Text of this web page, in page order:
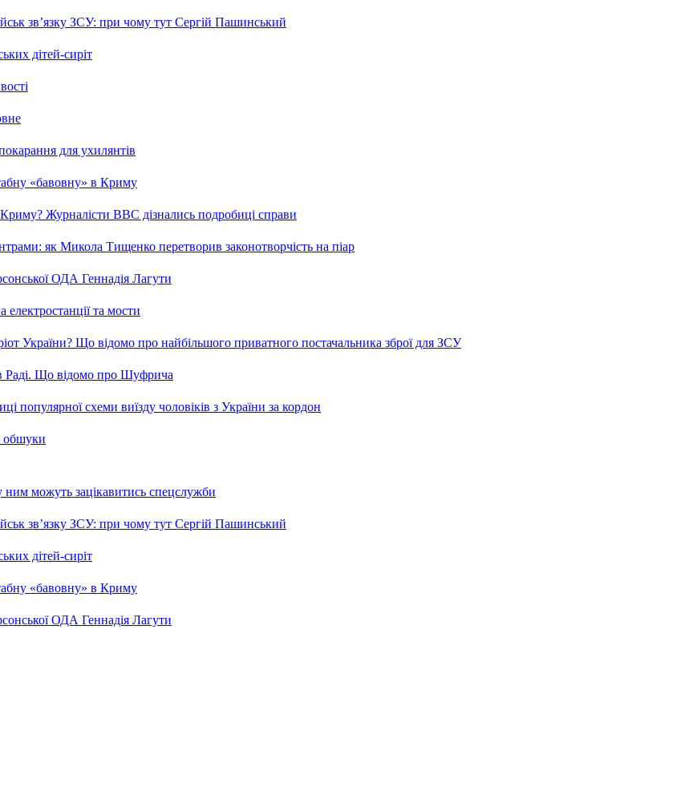
зв’язку ЗСУ: при чому тут Сергій Пашинський
дітей-сиріт
для ухилянтів
«бавовну» в Криму
Журналісти ВВС дізнались подробиці справи
як Микола Тищенко перетворив законотворчість на піар
ОДА Геннадія Лагути
та мости
України? Що відомо про найбільшого приватного постачальника зброї для ЗСУ
Раді. Що відомо про Шуфрича
популярної схеми виїзду чоловіків з України за кордон
обшуки
можуть зацікавитись спецслужби
зв’язку ЗСУ: при чому тут Сергій Пашинський
дітей-сиріт
«бавовну» в Криму
ОДА Геннадія Лагути